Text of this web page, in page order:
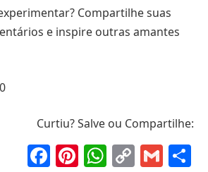
Compartilhe suas
e inspire outras amantes
Curtiu? Salve ou Compartilhe:
Facebook
Pinterest
Copy